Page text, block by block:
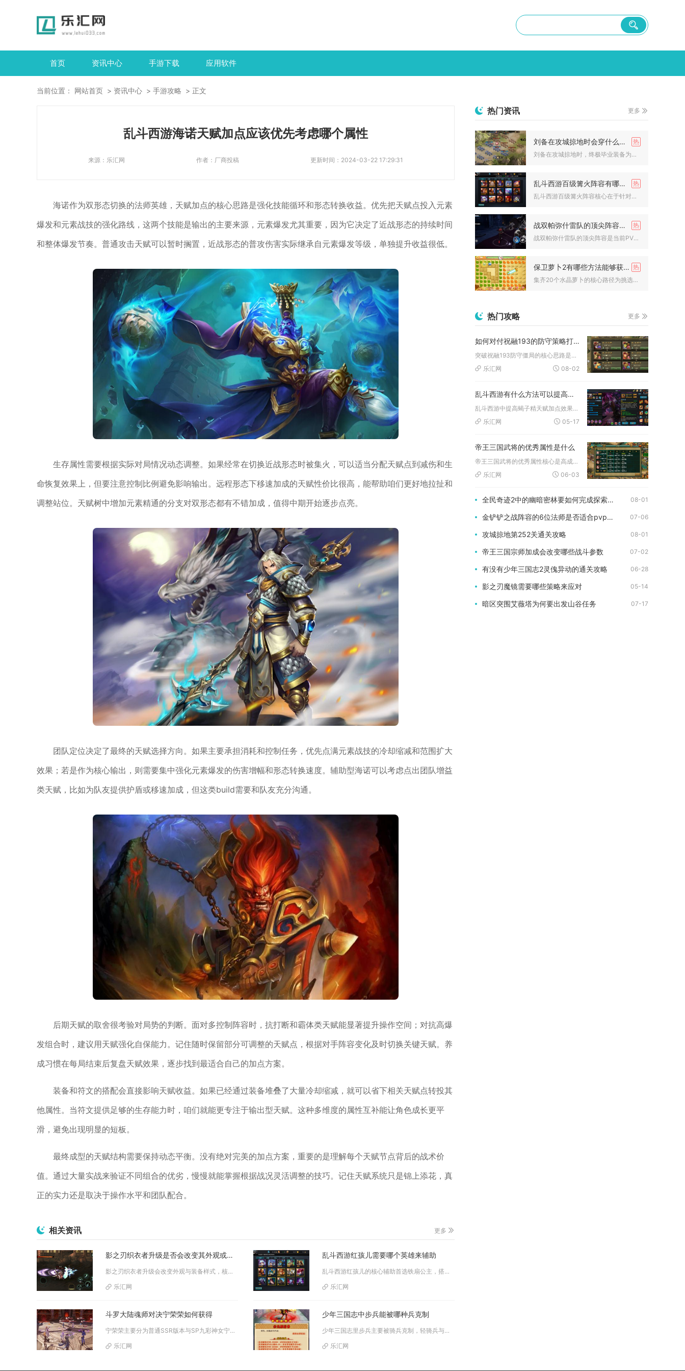
首页 资讯中心 手游下载 应用软件
当前位置： 网站首页 资讯中心 手游攻略 正文
乱斗西游海诺天赋加点应该优先考虑哪个属性
来源： 乐汇网 作者： 厂商投稿 更新时间： 2024-03-22 17:29:31
海诺作为双形态切换的法师英雄，天赋加点的核心思路是强化技能循环和形态转换收益。优先把天赋点投入元素
爆发和元素战技的强化路线，这两个技能是输出的主要来源，元素爆发尤其重要，因为它决定了近战形态的持续时间
和整体爆发节奏。普通攻击天赋可以暂时搁置，近战形态的普攻伤害实际继承自元素爆发等级，单独提升收益很低。
生存属性需要根据实际对局情况动态调整。如果经常在切换近战形态时被集火，可以适当分配天赋点到减伤和生
命恢复效果上，但要注意控制比例避免影响输出。远程形态下移速加成的天赋性价比很高，能帮助咱们更好地拉扯和
调整站位。天赋树中增加元素精通的分支对双形态都有不错加成，值得中期开始逐步点亮。
团队定位决定了最终的天赋选择方向。如果主要承担消耗和控制任务，优先点满元素战技的冷却缩减和范围扩大
效果；若是作为核心输出，则需要集中强化元素爆发的伤害增幅和形态转换速度。辅助型海诺可以考虑点出团队增益
类天赋，比如为队友提供护盾或移速加成，但这类build需要和队友充分沟通。
后期天赋的取舍很考验对局势的判断。面对多控制阵容时，抗打断和霸体类天赋能显著提升操作空间；对抗高爆
发组合时，建议用天赋强化自保能力。记住随时保留部分可调整的天赋点，根据对手阵容变化及时切换关键天赋。养
成习惯在每局结束后复盘天赋效果，逐步找到最适合自己的加点方案。
装备和符文的搭配会直接影响天赋收益。如果已经通过装备堆叠了大量冷却缩减，就可以省下相关天赋点转投其
他属性。当符文提供足够的生存能力时，咱们就能更专注于输出型天赋。这种多维度的属性互补能让角色成长更平
滑，避免出现明显的短板。
最终成型的天赋结构需要保持动态平衡。没有绝对完美的加点方案，重要的是理解每个天赋节点背后的战术价
值。通过大量实战来验证不同组合的优劣，慢慢就能掌握根据战况灵活调整的技巧。记住天赋系统只是锦上添花，真
正的实力还是取决于操作水平和团队配合。
相关资讯 更多
影之刃织衣者升级是否会改变其外观或装备的样式
影之刃织衣者升级会改变外观与装备样式，核心是通过华服升级解锁外观、心法进阶解锁特效，是外观与属性双提升的关键道具。织衣者...
乐汇网
乱斗西游红孩儿需要哪个英雄来辅助
乱斗西游红孩儿的核心辅助首选铁扇公主，搭配牛魔王组成“一家三口”经典阵容最稳；进阶可选嫦娥、观音菩萨，功能型辅助李靖也适...
乐汇网
斗罗大陆魂师对决宁荣荣如何获得
宁荣荣主要分为普通SSR版本与SP九彩神女宁荣荣两种获取途径，SP品质角色优先依靠专属限时卡池抽取，普通版本可通过常驻武...
乐汇网
少年三国志中步兵能被哪种兵克制
少年三国志里步兵主要被骑兵克制，轻骑兵与重骑兵均能对步兵形成稳定压制，其中重骑兵针对常规步兵的克制伤害加成更高，轻骑兵依...
乐汇网
热门资讯 更多
刘备在攻城掠地时会穿什么衣服
刘备在攻城掠地时，终极毕业装备为桃园之誓联合觉醒套装，未达成...
乱斗西游百级篝火阵容有哪些技巧
乱斗西游百级篝火阵容核心在于针对性搭配、极限爆发输出与精准操...
战双帕弥什雷队的顶尖阵容是否适合pve
战双帕弥什雷队的顶尖阵容是当前PVE环境中的T0级选择，对单...
保卫萝卜2有哪些方法能够获得20个水晶萝卜
集齐20个水晶萝卜的核心路径为挑选20道难度偏低、任务冲突少...
热门攻略 更多
如何对付祝融193的防守策略打破攻城掠地的僵局
突破祝融193防守僵局的核心思路是分层承伤、高频战法输出搭配...
乐汇网
08-02
乱斗西游有什么方法可以提高蝎子天赋的加点效果
乱斗西游中提高蝎子精天赋加点效果，核心在于优先点满蝎毒联动天...
乐汇网
05-17
帝王三国武将的优秀属性是什么
帝王三国武将的优秀属性核心是高成长、高统帅、武力与智力均衡或...
乐汇网
06-03
全民奇迹2中的幽暗密林要如何完成探索任务 08-01
金铲铲之战阵容的6位法师是否适合pvp战斗 07-06
攻城掠地第252关通关攻略 08-01
帝王三国宗师加成会改变哪些战斗参数 07-02
有没有少年三国志2灵傀异动的通关攻略 06-28
影之刃魔镜需要哪些策略来应对 05-14
暗区突围艾薇塔为何要出发山谷任务 07-17